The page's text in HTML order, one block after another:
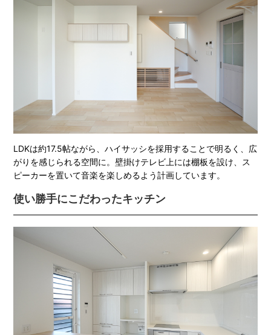
LDKは約17.5帖ながら、ハイサッシを採用することで明るく、広
がりを感じられる空間に。壁掛けテレビ上には棚板を設け、ス
ピーカーを置いて音楽を楽しめるよう計画しています。
使い勝手にこだわったキッチン